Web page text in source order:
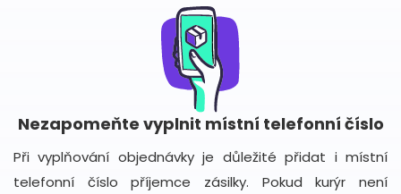
Nezapomeňte vyplnit místní telefonní číslo
Při vyplňování objednávky je důležité přidat i místní
telefonní číslo příjemce zásilky. Pokud kurýr není